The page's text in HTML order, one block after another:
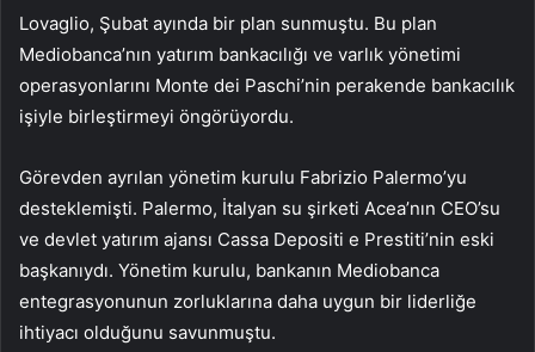
Lovaglio, Şubat ayında bir plan sunmuştu. Bu plan
Mediobanca’nın yatırım bankacılığı ve varlık yönetimi
operasyonlarını Monte dei Paschi’nin perakende bankacılık
işiyle birleştirmeyi öngörüyordu.
Görevden ayrılan yönetim kurulu Fabrizio Palermo’yu
desteklemişti. Palermo, İtalyan su şirketi Acea’nın CEO’su
ve devlet yatırım ajansı Cassa Depositi e Prestiti’nin eski
başkanıydı. Yönetim kurulu, bankanın Mediobanca
entegrasyonunun zorluklarına daha uygun bir liderliğe
ihtiyacı olduğunu savunmuştu.